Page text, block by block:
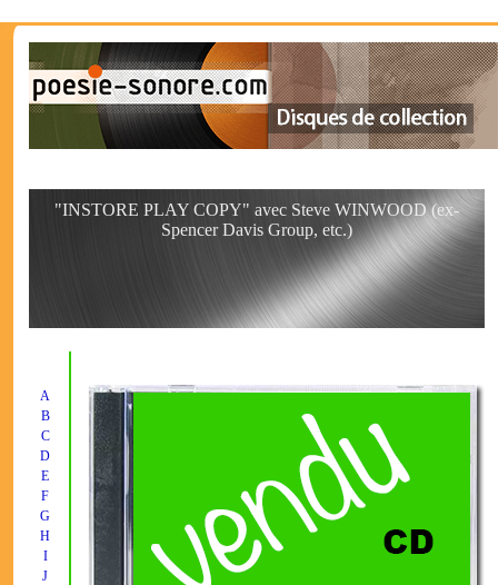
"INSTORE PLAY COPY" avec Steve WINWOOD (ex-
Spencer Davis Group, etc.)
A
B
C
D
E
F
G
H
I
J